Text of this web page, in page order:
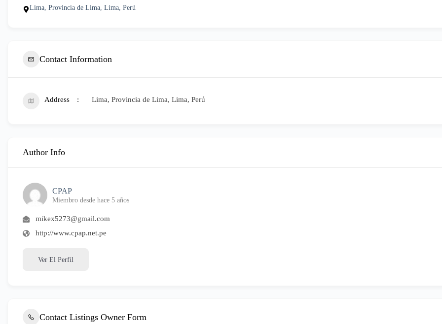
Lima, Provincia de Lima, Lima, Perú
Contact Information
Address Lima, Provincia de Lima, Lima, Perú
Author Info
CPAP
Miembro desde hace 5 años
mikex5273@gmail.com
http://www.cpap.net.pe
Ver El Perfil
Contact Listings Owner Form